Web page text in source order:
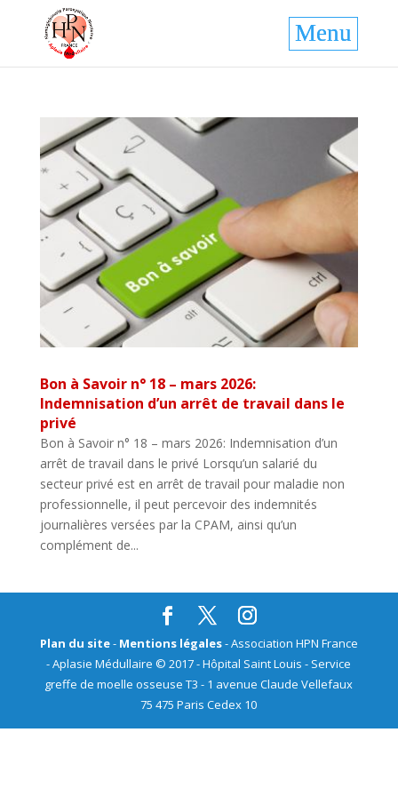
Bon à Savoir n° 18 – mars 2026:
Indemnisation d’un arrêt de travail dans le
privé
Bon à Savoir n° 18 – mars 2026: Indemnisation d’un
arrêt de travail dans le privé Lorsqu’un salarié du
secteur privé est en arrêt de travail pour maladie non
professionnelle, il peut percevoir des indemnités
journalières versées par la CPAM, ainsi qu’un
complément de...
Plan du site- Mentions légales- Association HPN France
- Aplasie Médullaire © 2017 - Hôpital Saint Louis - Service
greffe de moelle osseuse T3 - 1 avenue Claude Vellefaux
75 475 Paris Cedex 10